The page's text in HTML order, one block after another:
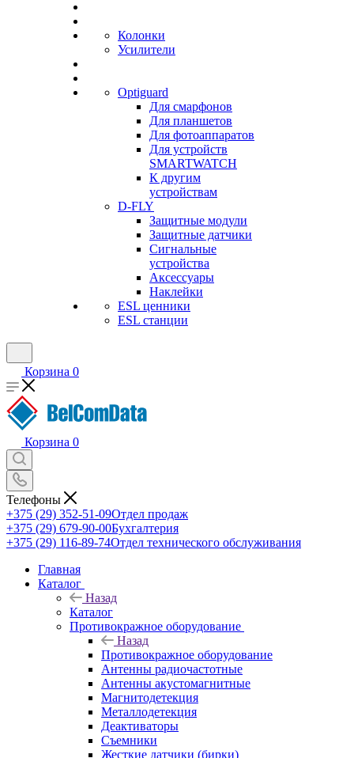
Колонки
Усилители
Optiguard
Для смарфонов
Для планшетов
Для фотоаппаратов
Для устройств
SMARTWATCH
К другим
устройствам
D-FLY
Защитные модули
Защитные датчики
Сигнальные
устройства
Аксессуары
Наклейки
ESL ценники
ESL станции
Корзина 0
Корзина 0
Телефоны
+375 (29) 352-51-09Отдел продаж
+375 (29) 679-90-00Бухгалтерия
+375 (29) 116-89-74Отдел технического обслуживания
Главная
Каталог
Назад
Каталог
Противокражное оборудование
Назад
Противокражное оборудование
Антенны радиочастотные
Антенны акустомагнитные
Магнитодетекция
Металлодетекция
Деактиваторы
Съемники
Жесткие датчики (бирки)